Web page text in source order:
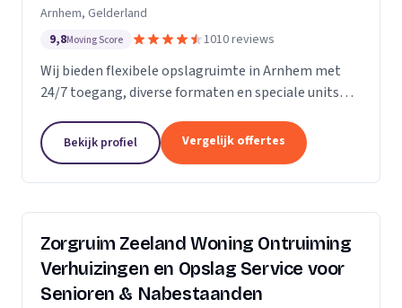
Arnhem, Gelderland
9,8Moving Score 1010 reviews
Wij bieden flexibele opslagruimte in Arnhem met
24/7 toegang, diverse formaten en speciale units
opslag.Bekijk profiel Vergelijk offertes
Zorgruim Zeeland Woning Ontruiming
Verhuizingen en Opslag Service voor
Senioren & Nabestaanden